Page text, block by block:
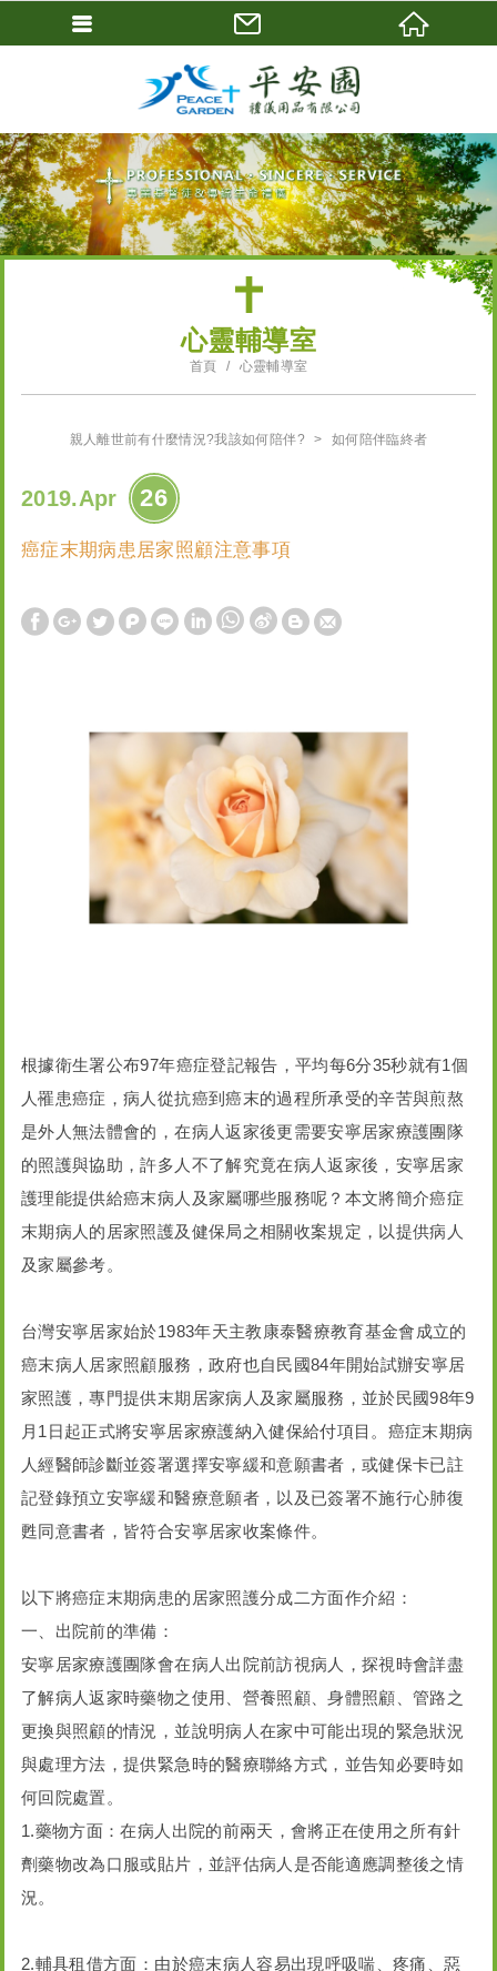
心靈輔導室
首頁 心靈輔導室
親人離世前有什麼情況?我該如何陪伴? 如何陪伴臨終者
2019.Apr 26
癌症末期病患居家照顧注意事項
根據衛生署公布97年癌症登記報告，平均每6分35秒就有1個
人罹患癌症，病人從抗癌到癌末的過程所承受的辛苦與煎熬
是外人無法體會的，在病人返家後更需要安寧居家療護團隊
的照護與協助，許多人不了解究竟在病人返家後，安寧居家
護理能提供給癌末病人及家屬哪些服務呢？本文將簡介癌症
末期病人的居家照護及健保局之相關收案規定，以提供病人
及家屬參考。
台灣安寧居家始於1983年天主教康泰醫療教育基金會成立的
癌末病人居家照顧服務，政府也自民國84年開始試辦安寧居
家照護，專門提供末期居家病人及家屬服務，並於民國98年9
月1日起正式將安寧居家療護納入健保給付項目。癌症末期病
人經醫師診斷並簽署選擇安寧緩和意願書者，或健保卡已註
記登錄預立安寧緩和醫療意願者，以及已簽署不施行心肺復
甦同意書者，皆符合安寧居家收案條件。
以下將癌症末期病患的居家照護分成二方面作介紹：
一、出院前的準備：
安寧居家療護團隊會在病人出院前訪視病人，探視時會詳盡
了解病人返家時藥物之使用、營養照顧、身體照顧、管路之
更換與照顧的情況，並說明病人在家中可能出現的緊急狀況
與處理方法，提供緊急時的醫療聯絡方式，並告知必要時如
何回院處置。
1.藥物方面：在病人出院的前兩天，會將正在使用之所有針
劑藥物改為口服或貼片，並評估病人是否能適應調整後之情
況。
2.輔具租借方面：由於癌末病人容易出現呼吸喘、疼痛、惡
會員登入
會員登入(燈箱)
加入會員
忘記密碼
密碼修改
訂單查詢
個人資料修改
會員登出